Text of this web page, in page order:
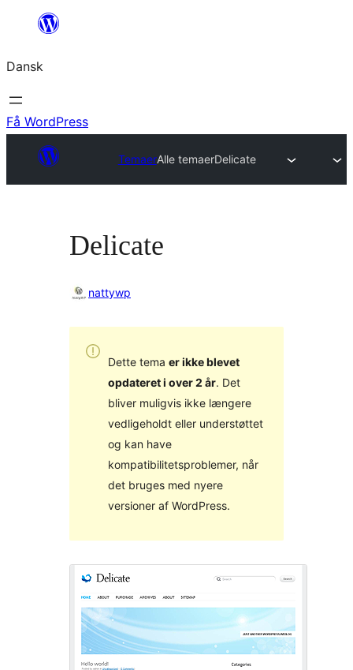
Spring
indhold
Dansk
Få WordPress
TemaerAlle temaerDelicate
Delicate
nattywp
Dette tema er ikke blevet
opdateret i over 2 år. Det
bliver muligvis ikke længere
vedligeholdt eller understøttet
og kan have
kompatibilitetsproblemer, når
det bruges med nyere
versioner af WordPress.